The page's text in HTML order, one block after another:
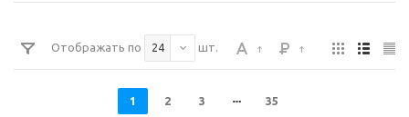
Отображать по 24 шт.
1 2 3 35